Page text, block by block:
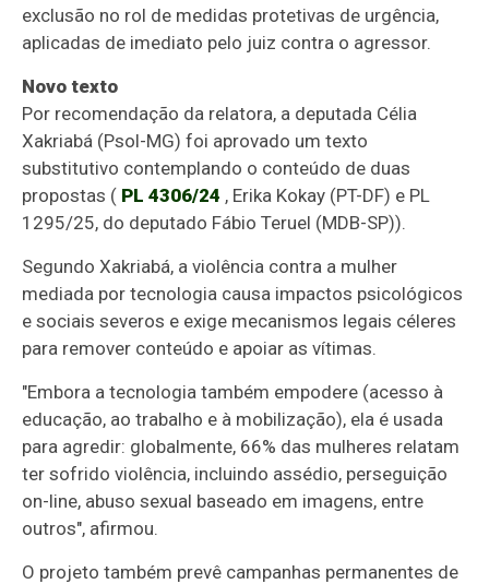
exclusão no rol de medidas protetivas de urgência,
aplicadas de imediato pelo juiz contra o agressor.
Novo texto
Por recomendação da relatora, a deputada Célia
Xakriabá (Psol-MG) foi aprovado um texto
substitutivo contemplando o conteúdo de duas
propostas ( PL 4306/24 , Erika Kokay (PT-DF) e PL
1295/25, do deputado Fábio Teruel (MDB-SP)).
Segundo Xakriabá, a violência contra a mulher
mediada por tecnologia causa impactos psicológicos
e sociais severos e exige mecanismos legais céleres
para remover conteúdo e apoiar as vítimas.
"Embora a tecnologia também empodere (acesso à
educação, ao trabalho e à mobilização), ela é usada
para agredir: globalmente, 66% das mulheres relatam
ter sofrido violência, incluindo assédio, perseguição
on-line, abuso sexual baseado em imagens, entre
outros", afirmou.
O projeto também prevê campanhas permanentes de